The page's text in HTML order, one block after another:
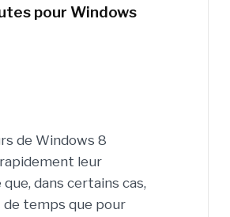
pour Windows
de Windows 8
leur
dans certains cas,
de temps que pour